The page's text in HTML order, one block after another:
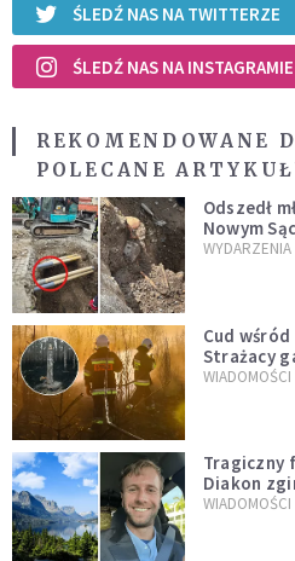
ŚLEDŹ NAS NA TWITTERZE
ŚLEDŹ NAS NA INSTAGRAMIE
REKOMENDOWANE
POLECANE
Odszedł
Nowym
WYDARZENIA
Cud
Strażacy
Tragiczny
Diakon
WIADOMOŚCI